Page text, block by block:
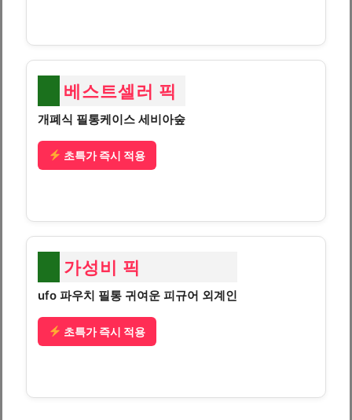
베스트셀러 픽
개폐식 필통케이스 세비아숲
초특가 즉시 적용
가성비 픽
ufo 파우치 필통 귀여운 피규어 외계인
초특가 즉시 적용